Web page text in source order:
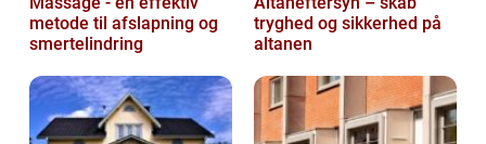
metode til afslapning og
smertelindring
tryghed og sikkerhed på
altanen